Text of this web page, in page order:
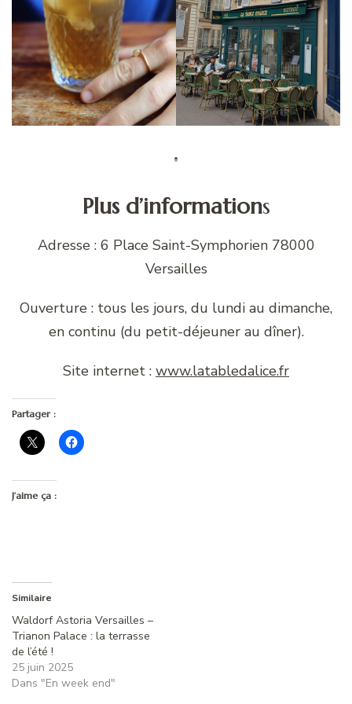
Plus d’informations
Adresse : 6 Place Saint-Symphorien 78000
Versailles
Ouverture : tous les jours, du lundi au dimanche,
en continu (du petit-déjeuner au dîner).
Site internet : www.latabledalice.fr
Partager :
J’aime ça :
Similaire
Waldorf Astoria Versailles –
Trianon Palace : la terrasse
de l’été !
25 juin 2025
Dans "En week end"